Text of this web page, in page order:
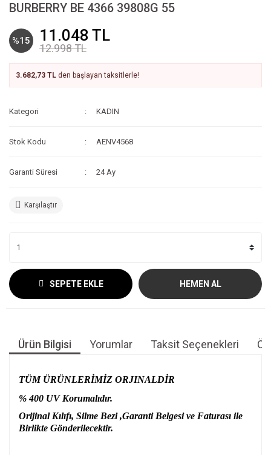
BURBERRY BE 4366 39808G 55
%15 11.048 TL
12.998 TL
3.682,73 TL den başlayan taksitlerle!
Kategori KADIN
Stok Kodu AENV4568
Garanti Süresi 24 Ay
Karşılaştır
SEPETE EKLE HEMEN AL
Ürün Bilgisi Yorumlar Taksit Seçenekleri
TÜM ÜRÜNLERİMİZ ORJINALDİR
% 400 UV Korumalıdır.
Orijinal Kılıfı, Silme Bezi ,Garanti Belgesi ve Faturası ile
Birlikte Gönderilecektir.